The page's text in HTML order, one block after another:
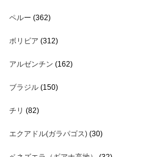
ペルー (362)
ボリビア (312)
アルゼンチン (162)
ブラジル (150)
チリ (82)
エクアドル(ガラパゴス) (30)